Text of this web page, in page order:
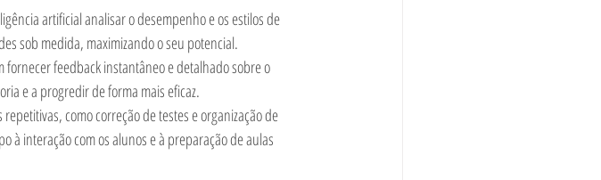
artificial analisar o desempenho e os estilos de
sob medida, maximizando o seu potencial.
fornecer feedback instantâneo e detalhado sobre o
e a progredir de forma mais eficaz.
como correção de testes e organização de
à interação com os alunos e à preparação de aulas